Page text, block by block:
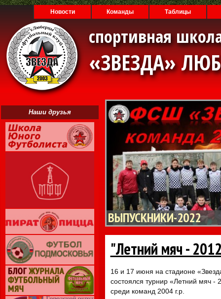
Новости Команды Таблицы
спортивная
«ЗВЕЗДА»
Наши друзья
ВЫПУСКНИКИ-2022
"Летний мяч -
16 и 17 июня на стадионе
состоялся турнир «Летний мяч -
среди команд 2004 г.р.